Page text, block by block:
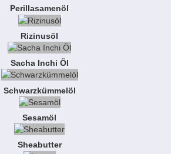
Perillasamenöl
Rizinusöl
Sacha Inchi Öl
Schwarzkümmelöl
Sesamöl
Sheabutter